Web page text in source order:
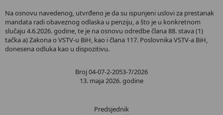
Na osnovu navedenog, utvrđeno je da su ispunjeni uslovi za prestanak
mandata radi obaveznog odlaska u penziju, a što je u konkretnom
slučaju 4.6.2026. godine, te je na osnovu odredbe člana 88. stava (1)
tačka a) Zakona o VSTV-u BiH, kao i člana 117. Poslovnika VSTV-a BiH,
donesena odluka kao u dispozitivu.
Broj 04-07-2-2053-7/2026
13. maja 2026. godine
Predsjednik